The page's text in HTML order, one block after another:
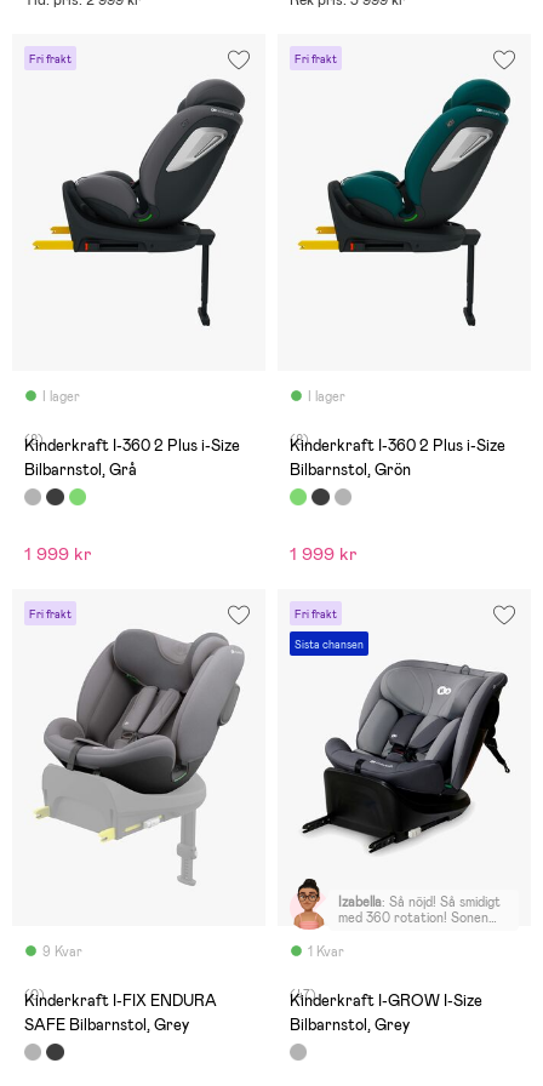
Fri frakt
I lager
(8)
Kinderkraft I-360 2 Plus i-Size
Bilbarnstol, Grå
1 999 kr
Fri frakt
I lager
(8)
Kinderkraft I-360 2 Plus i-Size
Bilbarnstol, Grön
1 999 kr
Fri frakt
9 Kvar
(0)
Kinderkraft I-FIX ENDURA
SAFE Bilbarnstol, Grey
Fri frakt
Sista chansen
1 Kvar
Izabella: Så nöjd! Så smidigt
med 360 rotation! Sonen
(47)
Kinderkraft I-GROW I-Size
Bilbarnstol, Grey